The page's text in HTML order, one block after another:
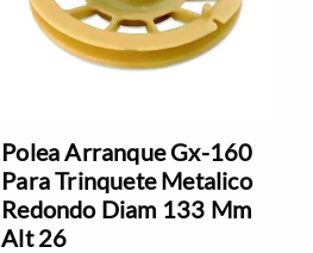
Polea Arranque Gx-160
Para Trinquete Metalico
Redondo Diam 133 Mm
Alt 26